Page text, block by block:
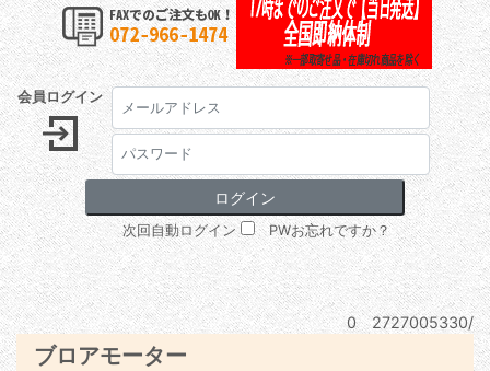
会員ログイン
次回自動ログイン PWお忘れですか？
0 2727005330/
ブロアモーター